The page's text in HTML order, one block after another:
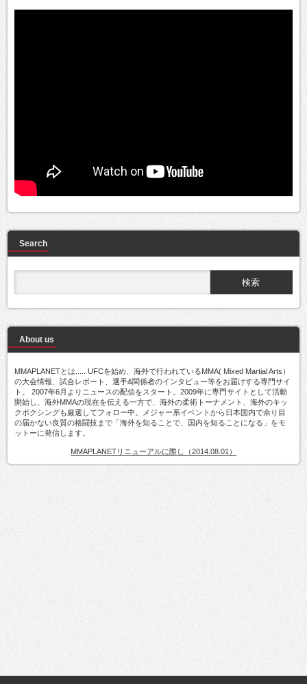
Search
About us
MMAPLANETとは..... UFCを始め、海外で行われているMMA( Mixed Martial Arts）
の大会情報、試合レポート、選手&関係者のインタビュー等をお届けする専門サイ
ト。 2007年6月よりニュースの配信をスタート。2009年に専門サイトとして活動
開始し、海外MMAの現在を伝える一方で、海外の柔術トーナメント、海外のキッ
クボクシングも厳選してフォロー中。メジャー系イベントから日本国内で余り目
の届かない良質の格闘技まで「海外を知ることで、国内を知ることになる」をモ
ットーに発信します。
MMAPLANETリニューアルに際し（2014.08.01）